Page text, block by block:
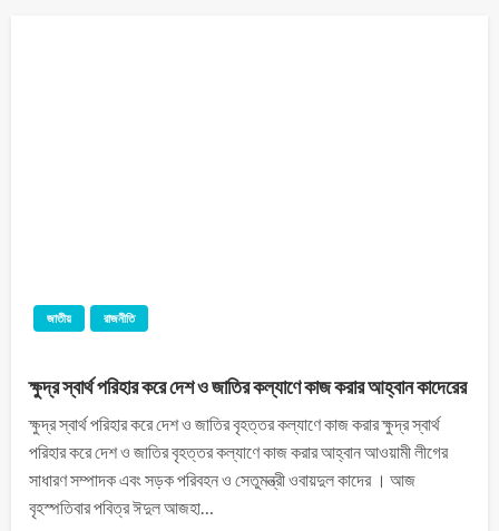
জাতীয় রাজনীতি
ক্ষুদ্র স্বার্থ পরিহার করে দেশ ও জাতির কল্যাণে কাজ করার আহ্বান কাদেরের
ক্ষুদ্র স্বার্থ পরিহার করে দেশ ও জাতির বৃহত্তর কল্যাণে কাজ করার ক্ষুদ্র স্বার্থ
পরিহার করে দেশ ও জাতির বৃহত্তর কল্যাণে কাজ করার আহ্বান আওয়ামী লীগের
সাধারণ সম্পাদক এবং সড়ক পরিবহন ও সেতুমন্ত্রী ওবায়দুল কাদের । আজ
বৃহস্পতিবার পবিত্র ঈদুল আজহা…